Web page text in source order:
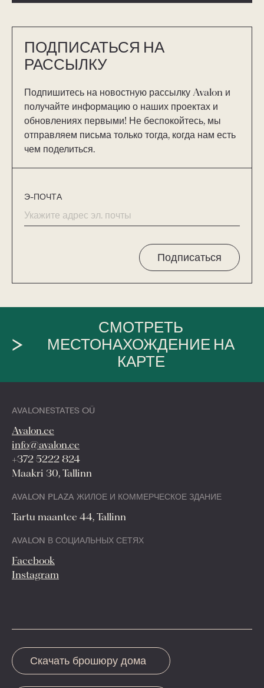
ПОДПИСАТЬСЯ НА
РАССЫЛКУ
Подпишитесь на новостную рассылку Avalon и
получайте информацию о наших проектах и
обновлениях первыми! Не беспокойтесь, мы
отправляем письма только тогда, когда нам есть
чем поделиться.
Э-ПОЧТА
Подписаться
СМОТРЕТЬ
МЕСТОНАХОЖДЕНИЕ НА
КАРТЕ
AVALONESTATES OÜ
Avalon.ee
info@avalon.ee
+372 5222 824
Maakri 30, Tallinn
AVALON PLAZA ЖИЛОЕ И КОММЕРЧЕСКОЕ ЗДАНИЕ
Tartu maantee 44, Tallinn
AVALON В СОЦИАЛЬНЫХ СЕТЯХ
Facebook
Instagram
Скачать брошюру дома